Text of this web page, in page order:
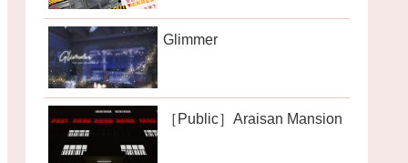
Glimmer
［Public］Araisan Mansion